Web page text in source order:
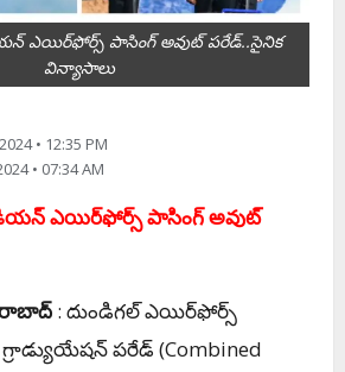
ఎయిర్‌ఫోర్స్‌ పాసింగ్‌ అవుట్‌ పరేడ్‌..సైనిక
విన్యాసాలు
• 12:35 PM
• 07:34 AM
ఎయిర్‌ఫోర్స్‌ పాసింగ్‌ అవుట్‌
: దుండిగల్‌ ఎయిర్‌ఫోర్స్‌
పరేడ్‌ (Combined